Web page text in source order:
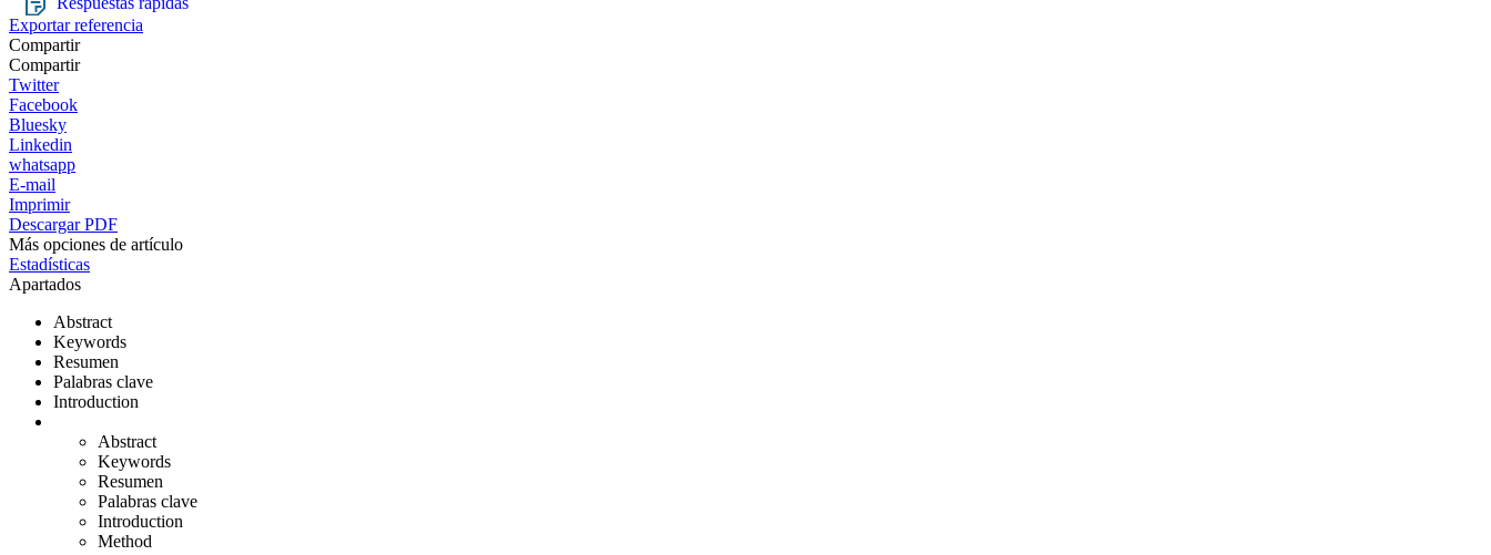
Exportar referencia
Compartir
Compartir
Twitter
Facebook
Bluesky
Linkedin
whatsapp
E-mail
Imprimir
Descargar PDF
Más opciones de artículo
Estadísticas
Apartados
Abstract
Keywords
Resumen
Palabras clave
Introduction
Abstract
Keywords
Resumen
Palabras clave
Introduction
Method